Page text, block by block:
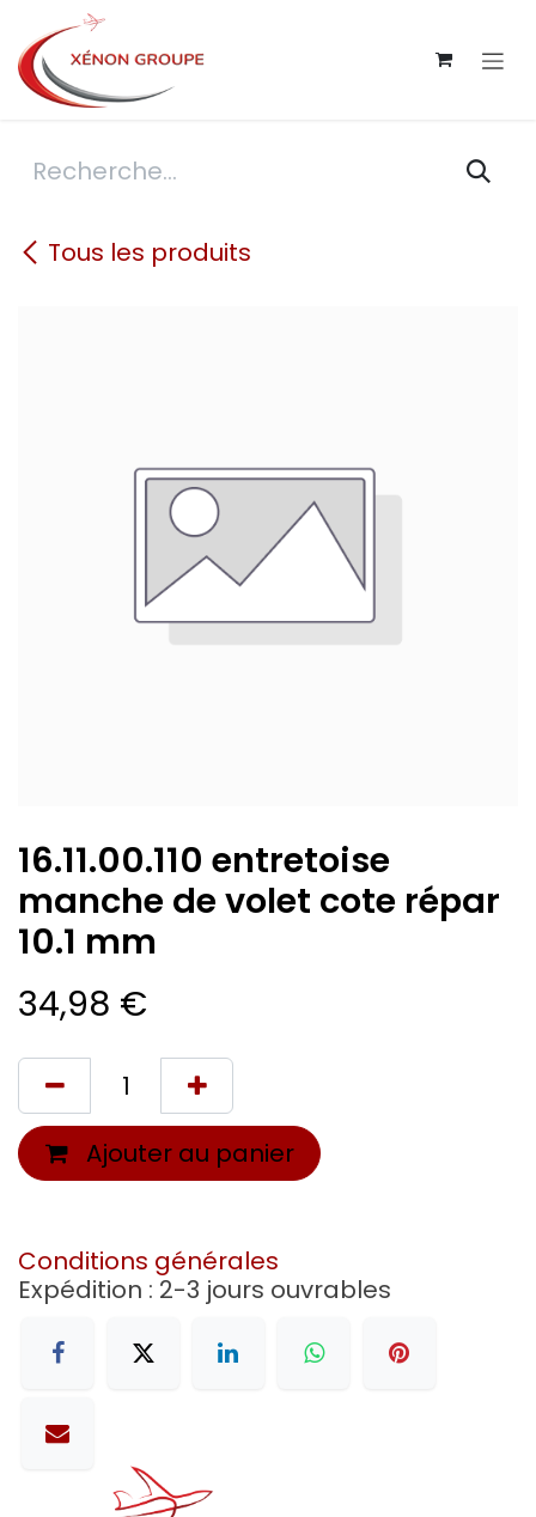
Se rendre au contenu
Tous les produits
16.11.00.110 entretoise
manche de volet cote répar
10.1 mm
34,98 €
Ajouter au panier
Conditions générales
Expédition : 2-3 jours ouvrables